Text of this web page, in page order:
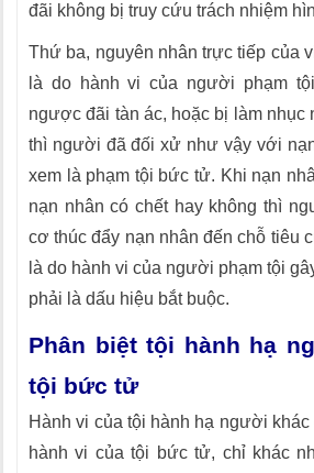
đãi không bị truy cứu trách nhiệm
Thứ ba, nguyên nhân trực tiếp của
là do hành vi của người phạm
ngược đãi tàn ác, hoặc bị làm nhục
thì người đã đối xử như vậy với
xem là phạm tội bức tử. Khi nạn
nạn nhân có chết hay không thì
cơ thúc đẩy nạn nhân đến chỗ tiêu
là do hành vi của người phạm tội
phải là dấu hiệu bắt buộc.
Phân biệt tội hành hạ
tội bức tử
Hành vi của tội hành hạ người
hành vi của tội bức tử, chỉ khác